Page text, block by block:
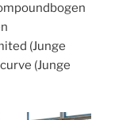
(Junge
(Junge